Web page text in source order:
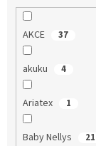
AKCE 37
akuku 4
Ariatex 1
Baby Nellys 21